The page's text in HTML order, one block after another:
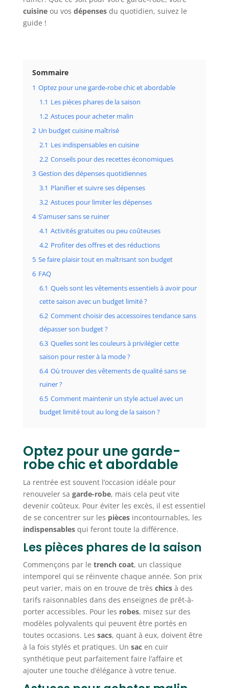
cuisineou vos dépensesdu quotidien, suivez le
guide !
Sommaire
1 Optez pour une garde-robe chic et abordable
1.1 Les pièces phares de la saison
1.2 Astuces pour acheter malin
2 Un budget cuisine maîtrisé
2.1 Les indispensables en cuisine
2.2 Conseils pour des recettes économiques
3 Gestion des dépenses quotidiennes
3.1 Planifier et suivre ses dépenses
3.2 Astuces pour limiter les dépenses
4 S’amuser sans se ruiner
4.1 Activités gratuites ou peu coûteuses
4.2 Profiter des offres et des réductions
5 Se faire plaisir tout en maîtrisant son budget
6 FAQ
6.1 Quels sont les vêtements essentiels à avoir pour
cette saison avec un budget limité ?
6.2 Comment choisir des accessoires tendance sans
dépasser son budget ?
6.3 Quelles sont les couleurs à privilégier cette
saison pour rester à la mode ?
6.4 Où trouver des vêtements de qualité sans se
ruiner ?
6.5 Comment maintenir un style actuel avec un
budget limité tout au long de la saison ?
Optez pour une garde-
robe chic et abordable
La rentrée est souvent l’occasion idéale pour
renouveler sa garde-robe, mais cela peut vite
devenir coûteux. Pour éviter les excès, il est essentiel
de se concentrer sur les piècesincontournables, les
indispensablesqui feront toute la différence.
Les pièces phares de la saison
Commençons par le trench coat, un classique
intemporel qui se réinvente chaque année. Son prix
peut varier, mais on en trouve de très chicsà des
tarifs raisonnables dans des enseignes de prêt-à-
porter accessibles. Pour les robes, misez sur des
modèles polyvalents qui peuvent être portés en
toutes occasions. Les sacs, quant à eux, doivent être
à la fois stylés et pratiques. Un sacen cuir
synthétique peut parfaitement faire l’affaire et
ajouter une touche d’élégance à votre tenue.